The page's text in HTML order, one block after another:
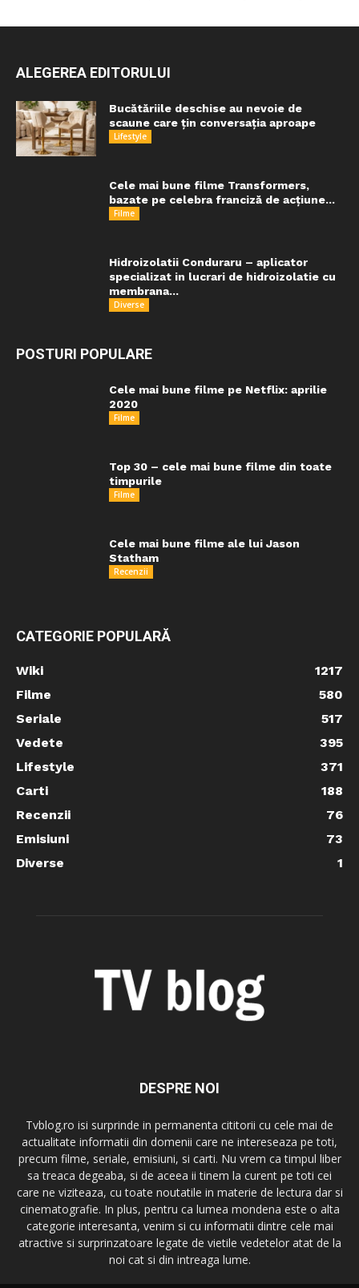
ALEGEREA EDITORULUI
Bucătăriile deschise au nevoie de
scaune care țin conversația aproape
Lifestyle
Cele mai bune filme Transformers,
bazate pe celebra franciză de acțiune...
Filme
Hidroizolatii Conduraru – aplicator
specializat in lucrari de hidroizolatie cu
membrana...
Diverse
POSTURI POPULARE
Cele mai bune filme pe Netflix: aprilie
2020
Filme
Top 30 – cele mai bune filme din toate
timpurile
Filme
Cele mai bune filme ale lui Jason
Statham
Recenzii
CATEGORIE POPULARĂ
Wiki
1217
Filme
580
Seriale
517
Vedete
395
Lifestyle
371
Carti
188
Recenzii
76
Emisiuni
73
Diverse
1
DESPRE NOI
Tvblog.ro isi surprinde in permanenta cititorii cu cele mai de
actualitate informatii din domenii care ne intereseaza pe toti,
precum filme, seriale, emisiuni, si carti. Nu vrem ca timpul liber
sa treaca degeaba, si de aceea ii tinem la curent pe toti cei
care ne viziteaza, cu toate noutatile in materie de lectura dar si
cinematografie. In plus, pentru ca lumea mondena este o alta
categorie interesanta, venim si cu informatii dintre cele mai
atractive si surprinzatoare legate de vietile vedetelor atat de la
noi cat si din intreaga lume.